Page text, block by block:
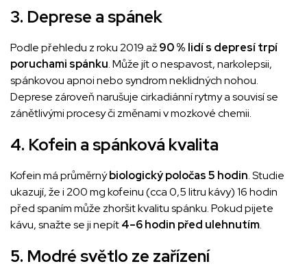
3. Deprese a spánek
Podle přehledu z roku 2019 až90 % lidí s depresí trpí
poruchami spánku. Může jít o nespavost, narkolepsii,
spánkovou apnoi nebo syndrom neklidných nohou.
Deprese zároveň narušuje cirkadiánní rytmy a souvisí se
zánětlivými procesy či změnami v mozkové chemii.
4. Kofein a spánková kvalita
Kofein má průměrnýbiologický poločas 5 hodin. Studie
ukazují, že i 200 mg kofeinu (cca 0,5 litru kávy) 16 hodin
před spaním může zhoršit kvalitu spánku. Pokud pijete
kávu, snažte se ji nepít4–6 hodin před ulehnutím.
5. Modré světlo ze zařízení